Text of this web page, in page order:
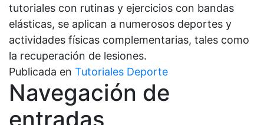
tutoriales con rutinas y ejercicios con bandas
elásticas, se aplican a numerosos deportes y
actividades físicas complementarias, tales como
la recuperación de lesiones.
Publicada en Tutoriales Deporte
Navegación de
entradas